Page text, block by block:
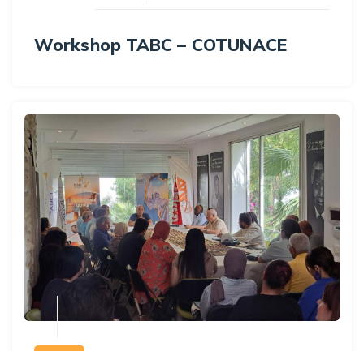
Workshop TABC – COTUNACE